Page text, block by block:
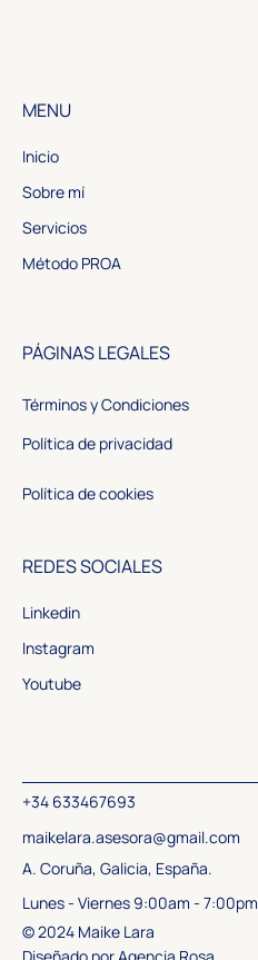
MENU
Inicio
Sobre mí
Servicios
Método PROA
PÁGINAS LEGALES
Términos y Condiciones
Política de privacidad
Política de cookies
REDES SOCIALES
Linkedin
Instagram
Youtube
+34 633467693
maikelara.asesora@gmail.com
A. Coruña, Galicia, España.
Lunes - Viernes 9:00am - 7:00pm
© 2024 Maike Lara